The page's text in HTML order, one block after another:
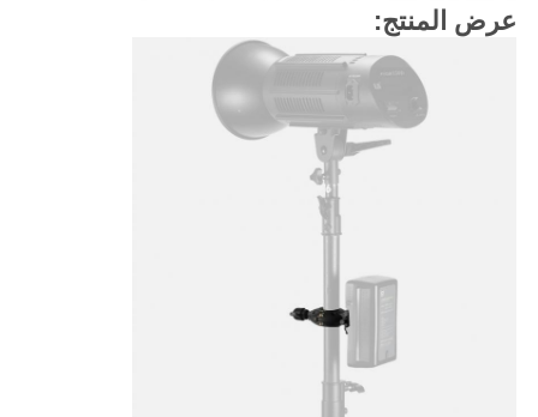
عرض المنتج: